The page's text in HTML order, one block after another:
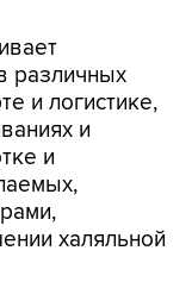
различных
и логистике,
и
и
халяльной